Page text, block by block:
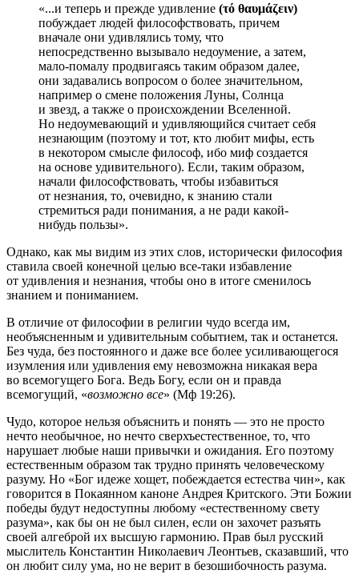
«...и теперь и прежде удивление (τό θαυμάζειν)
побуждает людей философствовать, причем
вначале они удивлялись тому, что
непосредственно вызывало недоумение, а затем,
мало-помалу продвигаясь таким образом далее,
они задавались вопросом о более значительном,
например о смене положения Луны, Солнца
и звезд, а также о происхождении Вселенной.
Но недоумевающий и удивляющийся считает себя
незнающим (поэтому и тот, кто любит мифы, есть
в некотором смысле философ, ибо миф создается
на основе удивительного). Если, таким образом,
начали философствовать, чтобы избавиться
от незнания, то, очевидно, к знанию стали
стремиться ради понимания, а не ради какой-
нибудь пользы».
Однако, как мы видим из этих слов, исторически философия
ставила своей конечной целью все-таки избавление
от удивления и незнания, чтобы оно в итоге сменилось
знанием и пониманием.
В отличие от философии в религии чудо всегда им,
необъясненным и удивительным событием, так и останется.
Без чуда, без постоянного и даже все более усиливающегося
изумления или удивления ему невозможна никакая вера
во всемогущего Бога. Ведь Богу, если он и правда
всемогущий, «возможно все» (Мф 19:26).
Чудо, которое нельзя объяснить и понять — это не просто
нечто необычное, но нечто сверхъестественное, то, что
нарушает любые наши привычки и ожидания. Его поэтому
естественным образом так трудно принять человеческому
разуму. Но «Бог идеже хощет, побеждается естества чин», как
говорится в Покаянном каноне Андрея Критского. Эти Божии
победы будут недоступны любому «естественному свету
разума», как бы он не был силен, если он захочет разъять
своей алгеброй их высшую гармонию. Прав был русский
мыслитель Константин Николаевич Леонтьев, сказавший, что
он любит силу ума, но не верит в безошибочность разума.